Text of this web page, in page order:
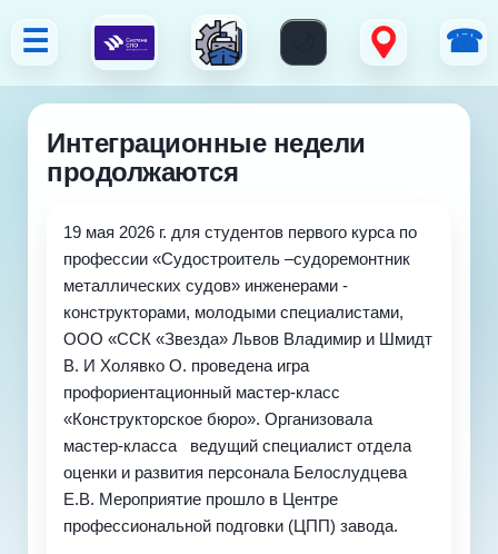
☰ ☎
Интеграционные недели
продолжаются
19 мая 2026 г. для студентов первого курса по
профессии «Судостроитель –судоремонтник
металлических судов» инженерами -
конструкторами, молодыми специалистами,
ООО «ССК «Звезда» Львов Владимир и Шмидт
В. И Холявко О. проведена игра
профориентационный мастер-класс
«Конструкторское бюро». Организовала
мастер-класса ведущий специалист отдела
оценки и развития персонала Белослудцева
Е.В. Мероприятие прошло в Центре
профессиональной подговки (ЦПП) завода.